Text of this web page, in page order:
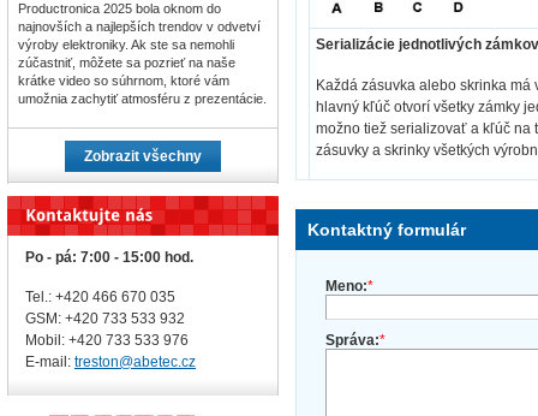
Serializácie jednotlivých zámkov
Každá zásuvka alebo skrinka má
hlavný kľúč otvorí všetky zámky
možno tiež serializovať a kľúč na
zásuvky a skrinky všetkých
Kontaktný formulár
Meno:*
Správa:*
Productronica 2025 bola oknom do
najnovších a najlepších trendov v odvetví
výroby elektroniky. Ak ste sa nemohli
zúčastniť, môžete sa pozrieť na naše
krátke video so súhrnom, ktoré vám
umožnia zachytiť atmosféru z prezentácie.
Zobrazit všechny
Po - pá: 7:00 - 15:00 hod.
Tel.: +420 466 670 035
GSM: +420 733 533 932
Mobil: +420 733 533 976
E-mail: treston@abetec.cz